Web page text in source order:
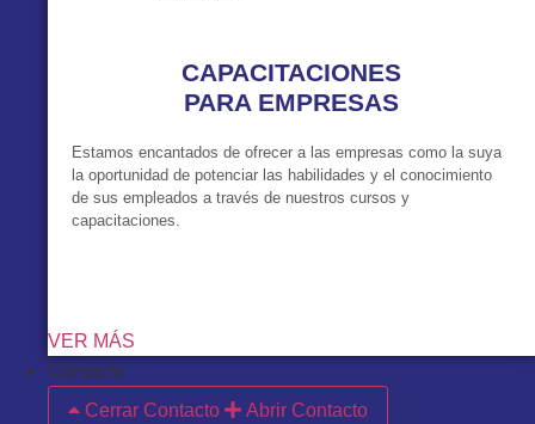
CAPACITACIONES
PARA EMPRESAS
Estamos encantados de ofrecer a las empresas como la suya
la oportunidad de potenciar las habilidades y el conocimiento
de sus empleados a través de nuestros cursos y
capacitaciones.
VER MÁS
Contacto
Cerrar Contacto
Abrir Contacto